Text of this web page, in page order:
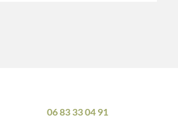
06 83 33 04 91